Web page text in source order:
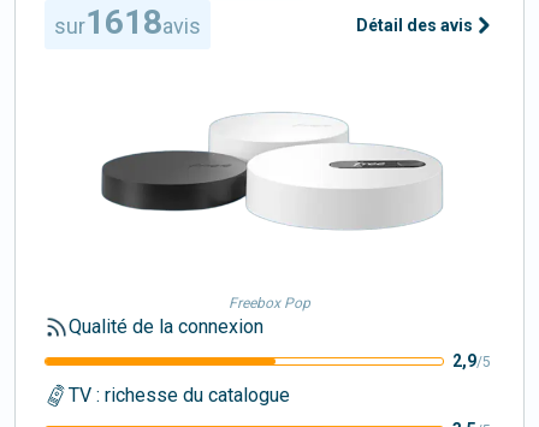
sur1618avis Détail des avis
Freebox Pop
Qualité de la connexion
2,9/5
TV : richesse du catalogue